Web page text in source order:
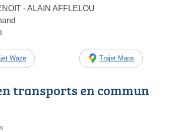
- ALAIN AFFLELOU
Waze Trajet Maps
transports en commun